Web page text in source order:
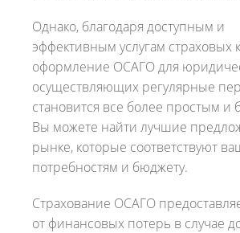
Однако, благодаря доступным и
эффективным услугам страховых
оформление ОСАГО для
осуществляющих регулярные
становится все более простым и
Вы можете найти лучшие
рынке, которые соответствуют
потребностям и бюджету.
Страхование ОСАГО
от финансовых потерь в случае